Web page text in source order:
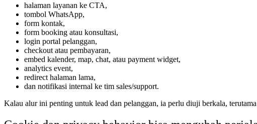
halaman layanan ke CTA,
tombol WhatsApp,
form kontak,
form booking atau konsultasi,
login portal pelanggan,
checkout atau pembayaran,
embed kalender, map, chat, atau payment widget,
analytics event,
redirect halaman lama,
dan notifikasi internal ke tim sales/support.
Kalau alur ini penting untuk lead dan pelanggan, ia perlu diuji berkala,